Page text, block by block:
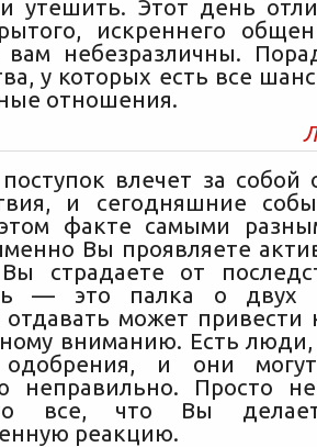
утешить. Этот день
искреннего
вам небезразличны.
у которых есть все
отношения.
влечет за собой
и сегодняшние
факте самыми
Вы проявляете
страдаете от
— это палка о двух
может привести
вниманию. Есть
и они могут
неправильно. Просто
все, что Вы
реакцию.